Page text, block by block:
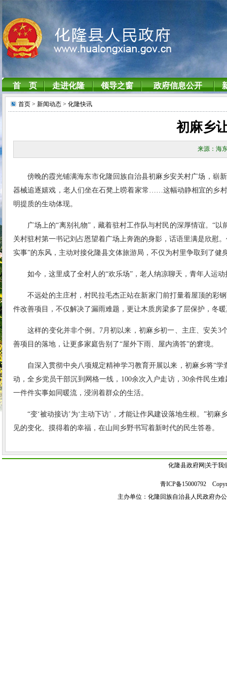
首页 > 新闻动态 > 化隆快讯
初麻乡
来源：海
傍晚的霞光铺满海东市化隆回族自治县初麻乡安关村广场，崭
器械追逐嬉戏，老人们坐在石凳上唠着家常……这幅动静相宜的乡
明提质的生动体现。
广场上的“离别礼物”，藏着驻村工作队与村民的深厚情谊。“
关村驻村第一书记刘占恩望着广场上奔跑的身影，话语里满是欣慰
实事”的东风，主动对接化隆县文体旅游局，不仅为村里争取到了健
如今，这里成了全村人的“欢乐场”，老人纳凉聊天，青年人运
不远处的主庄村，村民拉毛杰正站在新家门前打量着屋顶的彩
件改善项目，不仅解决了漏雨难题，更让木质房梁多了层保护，冬
这样的变化并非个例。7月初以来，初麻乡初一、主庄、安关
善项目的落地，让更多家庭告别了“屋外下雨、屋内滴答”的窘境。
自深入贯彻中央八项规定精神学习教育开展以来，初麻乡将“
动，全乡党员干部沉到网格一线，100余次入户走访，30余件民生
一件件实事如同暖流，浸润着群众的生活。
“变‘被动接访’为‘主动下访’，才能让作风建设落地生根。”初
见的变化、摸得着的幸福，在山间乡野书写着新时代的民生答卷。